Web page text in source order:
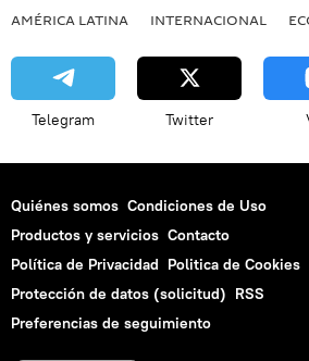
AMÉRICA LATINA INTERNACIONAL
Telegram Twitter
Quiénes somos Condiciones de Uso
Productos y servicios Contacto
Política de Privacidad Politica de Cookies
Protección de datos (solicitud) RSS
Preferencias de seguimiento